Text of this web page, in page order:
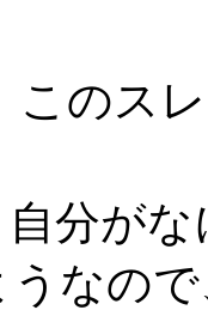
このス
分が
なの